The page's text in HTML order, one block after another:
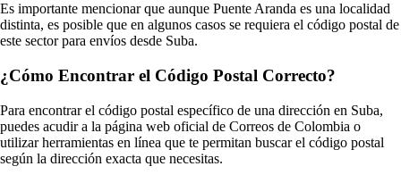
Es importante mencionar que aunque Puente Aranda es una localidad
distinta, es posible que en algunos casos se requiera el código postal de
este sector para envíos desde Suba.
¿Cómo Encontrar el Código Postal Correcto?
Para encontrar el código postal específico de una dirección en Suba,
puedes acudir a la página web oficial de Correos de Colombia o
utilizar herramientas en línea que te permitan buscar el código postal
según la dirección exacta que necesitas.